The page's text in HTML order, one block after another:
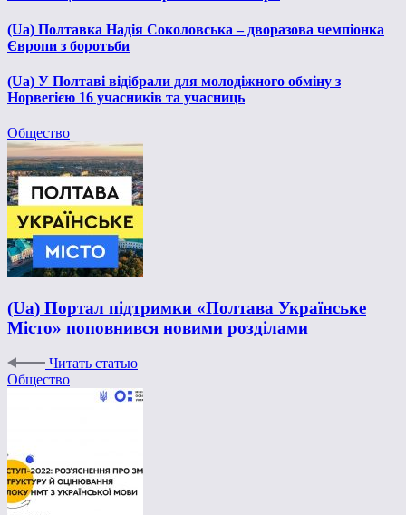
(Ua) Полтавка Надія Соколовська – дворазова чемпіонка
Європи з боротьби
(Ua) У Полтаві відібрали для молодіжного обміну з
Норвегією 16 учасників та учасниць
Общество
(Ua) Портал підтримки «Полтава Українське
Місто» поповнився новими розділами
Читать статью
Общество